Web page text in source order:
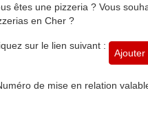
êtes une pizzeria ? Vous
en Cher ?
sur le lien suivant :
Ajouter
de mise en relation